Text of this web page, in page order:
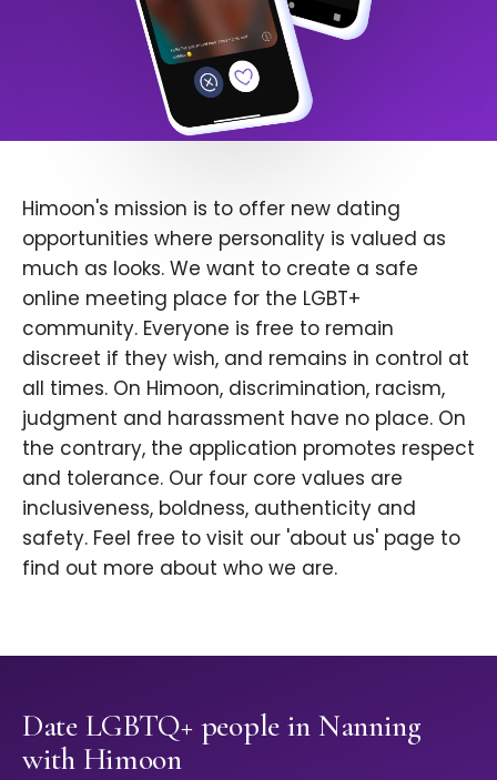
Himoon's mission is to offer new dating
opportunities where personality is valued as
much as looks. We want to create a safe
online meeting place for the LGBT+
community. Everyone is free to remain
discreet if they wish, and remains in control at
all times. On Himoon, discrimination, racism,
judgment and harassment have no place. On
the contrary, the application promotes respect
and tolerance. Our four core values are
inclusiveness, boldness, authenticity and
safety. Feel free to visit our 'about us' page to
find out more about who we are.
Date LGBTQ+ people in Nanning
with Himoon